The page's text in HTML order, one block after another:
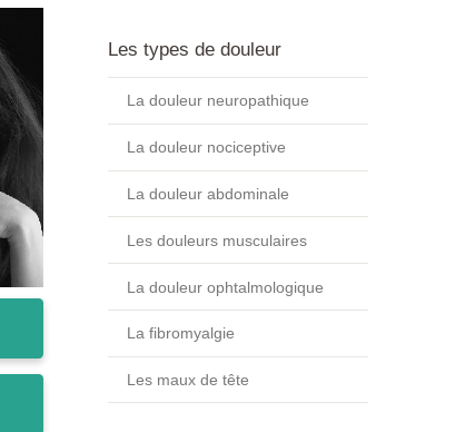
Les types de douleur
La douleur neuropathique
La douleur nociceptive
La douleur abdominale
Les douleurs musculaires
La douleur ophtalmologique
La fibromyalgie
Les maux de tête